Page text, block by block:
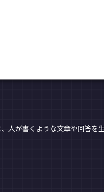
人が書くような文章や回答を